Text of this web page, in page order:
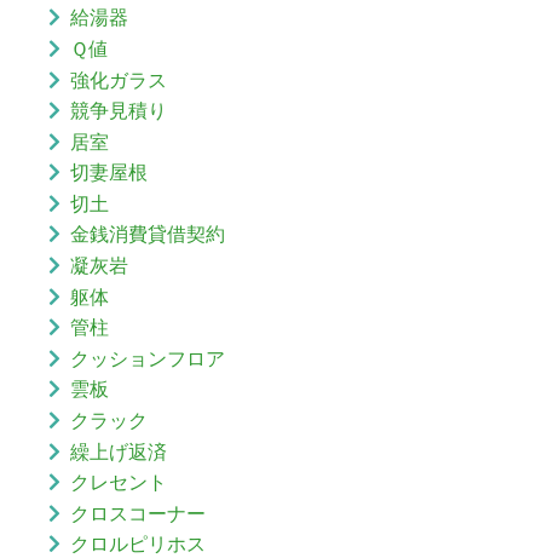
給湯器
Ｑ値
強化ガラス
競争見積り
居室
切妻屋根
切土
金銭消費貸借契約
凝灰岩
躯体
管柱
クッションフロア
雲板
クラック
繰上げ返済
クレセント
クロスコーナー
クロルピリホス